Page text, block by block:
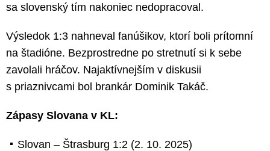
sa slovenský tím nakoniec nedopracoval.
Výsledok 1:3 nahneval fanúšikov, ktorí boli prítomní
na štadióne. Bezprostredne po stretnutí si k sebe
zavolali hráčov. Najaktívnejším v diskusii
s priaznivcami bol brankár Dominik Takáč.
Zápasy Slovana v KL:
Slovan – Štrasburg 1:2 (2. 10. 2025)